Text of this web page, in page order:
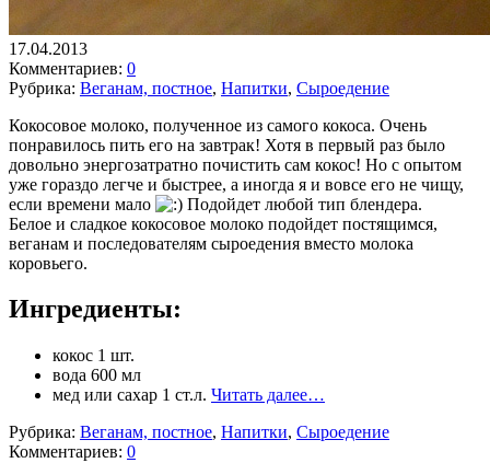
17.04.2013
Комментариев: 0
Рубрика: Веганам, постное, Напитки, Сыроедение
Кокосовое молоко, полученное из самого кокоса. Очень
понравилось пить его на завтрак! Хотя в первый раз было
довольно энергозатратно почистить сам кокос! Но с опытом
уже гораздо легче и быстрее, а иногда я и вовсе его не чищу,
если времени мало
Подойдет любой тип блендера.
Белое и сладкое кокосовое молоко подойдет постящимся,
веганам и последователям сыроедения вместо молока
коровьего.
Ингредиенты:
кокос 1 шт.
вода 600 мл
мед или сахар 1 ст.л. Читать далее…
Рубрика: Веганам, постное, Напитки, Сыроедение
Комментариев: 0